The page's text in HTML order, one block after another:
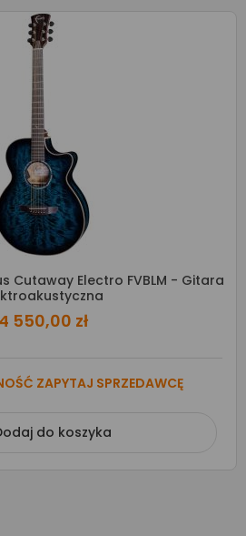
Cutaway Electro FVBLM - Gitara
4 550,00 zł
ZAPYTAJ SPRZEDAWCĘ
do koszyka